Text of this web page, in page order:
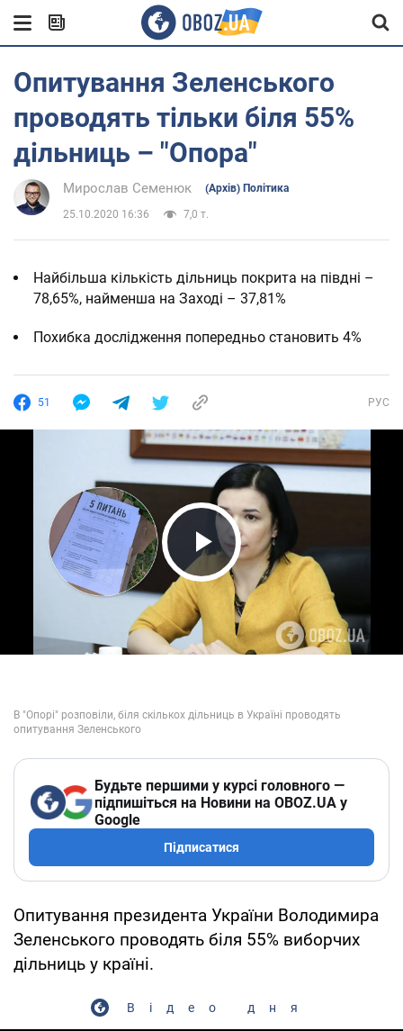
Опитування Зеленського
проводять тільки біля 55%
дільниць – "Опора"
Мирослав Семенюк (Архів) Політика
25.10.2020 16:36 7,0 т.
Найбільша кількість дільниць покрита на півдні –
78,65%, найменша на Заході – 37,81%
Похибка дослідження попередньо становить 4%
51 РУС
Play Video
Будьте першими у курсі головного —
підпишіться на Новини на OBOZ.UA у
Google
Підписатися
Опитування президента України Володимира
Зеленського проводять біля 55% виборчих
дільниць у країні.
Відео дня